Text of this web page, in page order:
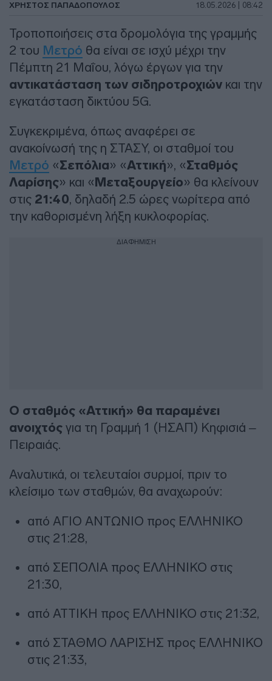
ΧΡΉΣΤΟΣ ΠΑΠΑΔΌΠΟΥΛΟΣ 18.05.2026 | 08:42
Τροποποιήσεις στα δρομολόγια της γραμμής
2 του Μετρό θα είναι σε ισχύ μέχρι την
Πέμπτη 21 Μαΐου, λόγω έργων για την
αντικατάσταση των σιδηροτροχιών και την
εγκατάσταση δικτύου 5G.
Συγκεκριμένα, όπως αναφέρει σε
ανακοίνωσή της η ΣΤΑΣΥ, οι σταθμοί του
Μετρό «Σεπόλια» «Αττική», «Σταθμός
Λαρίσης» και « Μεταξουργείο» θα κλείνουν
στις 21:40, δηλαδή 2.5 ώρες νωρίτερα από
την καθορισμένη λήξη κυκλοφορίας.
ΔΙΑΦΗΜΙΣΗ
Ο σταθμός «Αττική» θα παραμένει
ανοιχτός για τη Γραμμή 1 (ΗΣΑΠ) Κηφισιά –
Πειραιάς.
Αναλυτικά, οι τελευταίοι συρμοί, πριν το
κλείσιμο των σταθμών, θα αναχωρούν:
από ΑΓΙΟ ΑΝΤΩΝΙΟ προς ΕΛΛΗΝΙΚΟ
στις 21:28,
από ΣΕΠΟΛΙΑ προς ΕΛΛΗΝΙΚΟ στις
21:30,
από ΑΤΤΙΚΗ προς ΕΛΛΗΝΙΚΟ στις 21:32,
από ΣΤΑΘΜΟ ΛΑΡΙΣΗΣ προς ΕΛΛΗΝΙΚΟ
στις 21:33,